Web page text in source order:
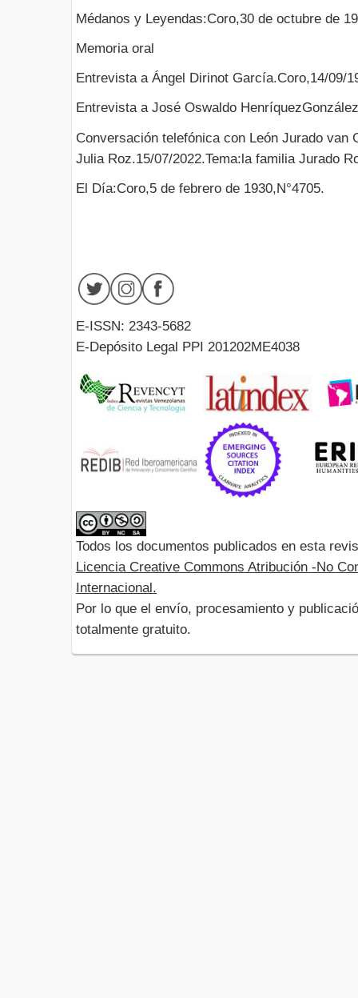
Médanos y Leyendas:Coro,30 de octubre de
Memoria oral
Entrevista a Ángel Dirinot García.Coro,14/09/
Entrevista a José Oswaldo
Conversación telefónica con León Jurado van
Julia Roz.15/07/2022.Tema:la familia Jurado
El Día:Coro,5 de febrero de 1930,N°4705.
E-ISSN: 2343-5682
E-Depósito Legal PPI 201202ME4038
Todos los documentos publicados en esta
Licencia Creative Commons Atribución -No
Internacional.
Por lo que el envío, procesamiento y
totalmente gratuito.